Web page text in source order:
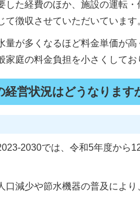
した経費のほか、施設の運転
徴収させていただいています
量が多くなるほど料金単価が
庭の料金負担を小さくしてお
営状況はどうなります
2030では、令和5年度から
口減少や節水機器の普及によ